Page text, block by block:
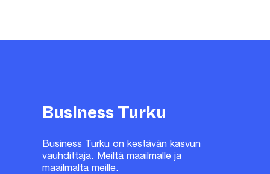
Business Turku
Business Turku on kestävän kasvun
vauhdittaja. Meiltä maailmalle ja
maailmalta meille.